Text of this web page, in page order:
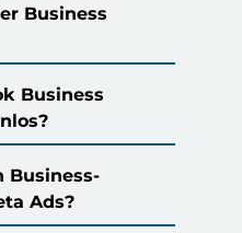
Business
Business
Business-
Ads?